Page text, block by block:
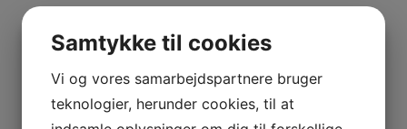
Samtykke til cookies
Vi og vores samarbejdspartnere bruger
teknologier, herunder cookies, til at